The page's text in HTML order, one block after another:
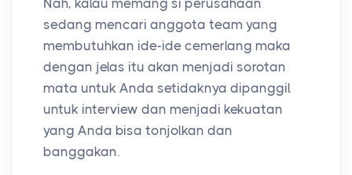
sedang mencari anggota team yang
membutuhkan ide-ide cemerlang maka
dengan jelas itu akan menjadi sorotan
mata untuk Anda setidaknya dipanggil
untuk interview dan menjadi kekuatan
yang Anda bisa tonjolkan dan
banggakan.